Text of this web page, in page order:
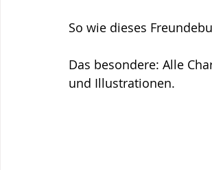
So wie dieses
Das besondere: Alle
und Illustrationen.